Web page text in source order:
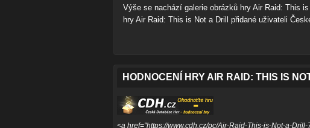
Výše se nachází galerie obrázků hry Air Raid: This
hry Air Raid: This is Not a Drill přidané uživateli
HODNOCENÍ HRY AIR RAID: THIS IS
<a href="https://www.cdh.cz/pc/Air-Raid-This-is-Not-a-